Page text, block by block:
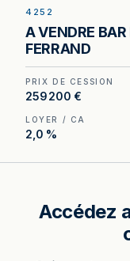
Bar Licence
à Clermont-
(Honoraires à
€).
4252
A VENDRE
FERRAND
PRIX DE CESSION
259 200 €
LOYER / CA
2,0 %
Accédez